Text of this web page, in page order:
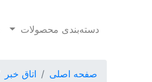
دسته‌بندی محصولات
صفحه اصلی اتاق خبر